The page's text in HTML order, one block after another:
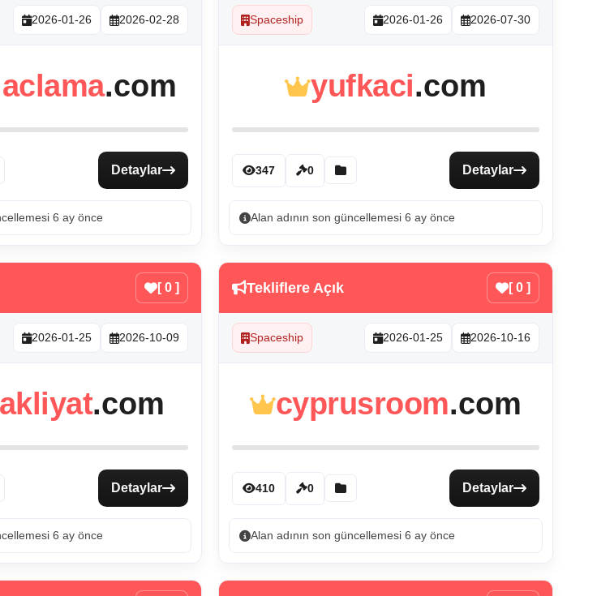
2026-01-26 2026-02-28
.com
Detaylar
6 ay önce
Spaceship 2026-01-26 2026-07-30
yufkaci.com
347 0 Detaylar
Alan adının son güncellemesi 6 ay önce
[ 0 ]
2026-01-25 2026-10-09
.com
Detaylar
6 ay önce
Tekliflere Açık [ 0 ]
Spaceship 2026-01-25 2026-10-16
cyprusroom.com
410 0 Detaylar
Alan adının son güncellemesi 6 ay önce